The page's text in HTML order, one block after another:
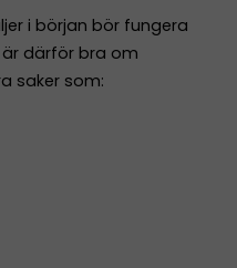
i början bör fungera
därför bra om
saker som: